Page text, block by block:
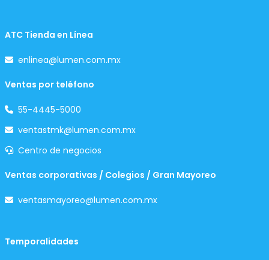
ATC Tienda en Línea
enlinea@lumen.com.mx
Ventas por teléfono
55-4445-5000
ventastmk@lumen.com.mx
Centro de negocios
Ventas corporativas / Colegios / Gran Mayoreo
ventasmayoreo@lumen.com.mx
Temporalidades